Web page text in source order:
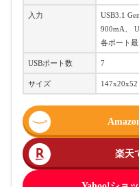
入力
USB3.1
900mA、
各ポート
USBポート数 7
サイズ 147x20x52
楽天